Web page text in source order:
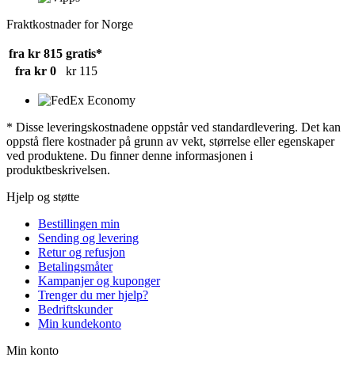
Fraktkostnader for Norge
fra kr 815 gratis*
fra kr 0
kr 115
* Disse leveringskostnadene oppstår ved standardlevering. Det kan
oppstå flere kostnader på grunn av vekt, størrelse eller egenskaper
ved produktene. Du finner denne informasjonen i
produktbeskrivelsen.
Hjelp og støtte
Bestillingen min
Sending og levering
Retur og refusjon
Betalingsmåter
Kampanjer og kuponger
Trenger du mer hjelp?
Bedriftskunder
Min kundekonto
Min konto